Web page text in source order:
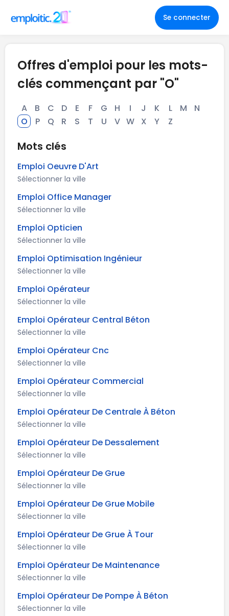
Se connecter
Offres d'emploi pour les mots-
clés commençant par "O"
A B C D E F G H I J K L M
N
O
P Q R S T U V W X Y Z
Mots clés
Emploi Oeuvre D'Art
Sélectionner la ville
Emploi Office Manager
Sélectionner la ville
Emploi Opticien
Sélectionner la ville
Emploi Optimisation Ingénieur
Sélectionner la ville
Emploi Opérateur
Sélectionner la ville
Emploi Opérateur Central Béton
Sélectionner la ville
Emploi Opérateur Cnc
Sélectionner la ville
Emploi Opérateur Commercial
Sélectionner la ville
Emploi Opérateur De Centrale À Béton
Sélectionner la ville
Emploi Opérateur De Dessalement
Sélectionner la ville
Emploi Opérateur De Grue
Sélectionner la ville
Emploi Opérateur De Grue Mobile
Sélectionner la ville
Emploi Opérateur De Grue À Tour
Sélectionner la ville
Emploi Opérateur De Maintenance
Sélectionner la ville
Emploi Opérateur De Pompe À Béton
Sélectionner la ville